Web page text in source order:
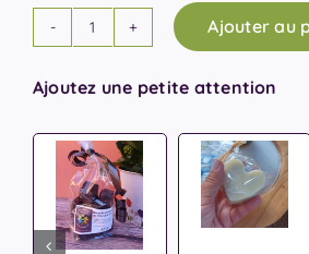
quantité
Cœur
Fleuri
Ajouter au
Ajoutez une petite attention